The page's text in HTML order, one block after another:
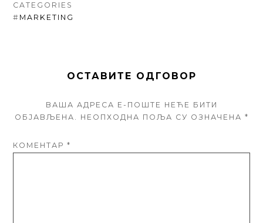
CATEGORIES
# MARKETING
ОСТАВИТЕ ОДГОВОР
ВАША АДРЕСА Е-ПОШТЕ НЕЋЕ БИТИ
ОБЈАВЉЕНА.
НЕОПХОДНА ПОЉА СУ ОЗНАЧЕНА *
КОМЕНТАР*